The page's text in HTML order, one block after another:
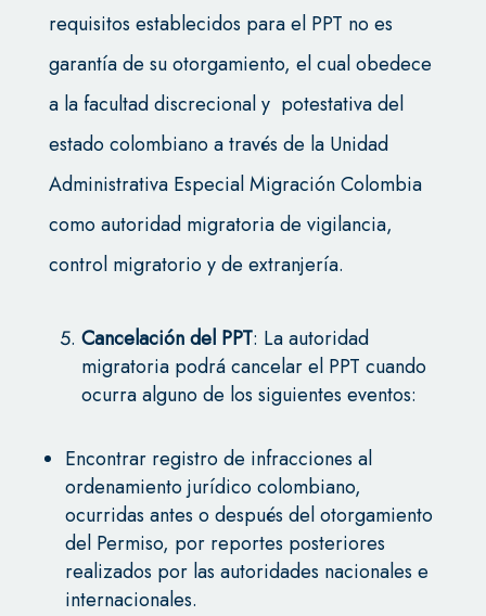
requisitos establecidos para el PPT no es
garantía de su otorgamiento, el cual obedece
a la facultad discrecional y potestativa del
estado colombiano a través de la Unidad
Administrativa Especial Migración Colombia
como autoridad migratoria de vigilancia,
control migratorio y de extranjería.
Cancelación del PPT: La autoridad
migratoria podrá cancelar el PPT cuando
ocurra alguno de los siguientes eventos:
Encontrar registro de infracciones al
ordenamiento jurídico colombiano,
ocurridas antes o después del otorgamiento
del Permiso, por reportes posteriores
realizados por las autoridades nacionales e
internacionales.